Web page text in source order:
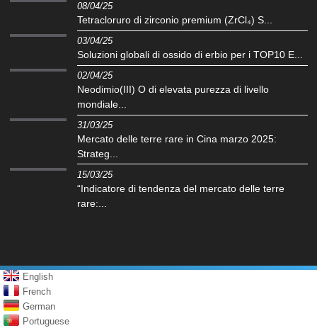
08/04/25
Tetracloruro di zirconio premium (ZrCl₄) S...
03/04/25
Soluzioni globali di ossido di erbio per i TOP10 E...
02/04/25
Neodimio(III) O di elevata purezza di livello
mondiale...
31/03/25
Mercato delle terre rare in Cina marzo 2025:
Strateg...
15/03/25
“Indicatore di tendenza del mercato delle terre
rare:...
English
French
German
Portuguese